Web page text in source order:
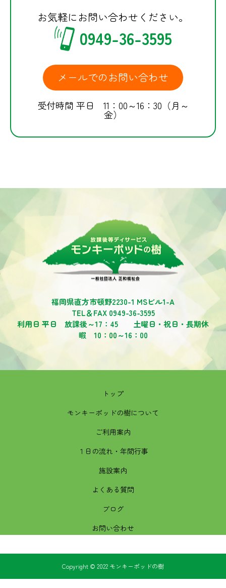
お気軽にお問い合わせください。
0949-36-3595
メールでのお問い合わせ
受付時間 平日 11：00～16：30（月～
金）
福岡県直方市頓野2230-1 MSビル1-A
TEL＆FAX 0949-36-3595
利用日 平日 放課後～17：45 土曜日・祝日・長期休
暇 10：00～16：00
トップ
モンキーポッドの樹について
ご利用案内
１日の流れ・年間行事
施設案内
よくある質問
ブログ
お問い合わせ
Copyright © 2022 モンキーポッドの樹